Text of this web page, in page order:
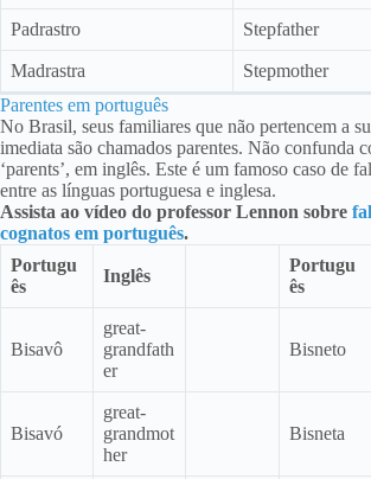
Padrastro Stepfather
Madrastra
Stepmother
Parentes em português
No Brasil, seus familiares que não pertencem a
imediata são chamados parentes. Não confunda
‘parents’, em inglês. Este é um famoso caso de
entre as línguas portuguesa e inglesa.
Assista ao vídeo do professor Lennon sobre
cognatos em português.
Portugu
ês
Inglês
Portugu
ês
Bisavô
great-
grandfath
er
Bisneto
Bisavó
great-
grandmot
her
Bisneta